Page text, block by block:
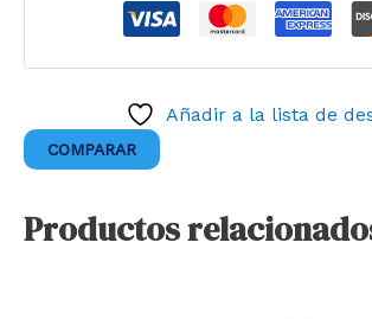
Añadir a la lista de
COMPARAR
Productos